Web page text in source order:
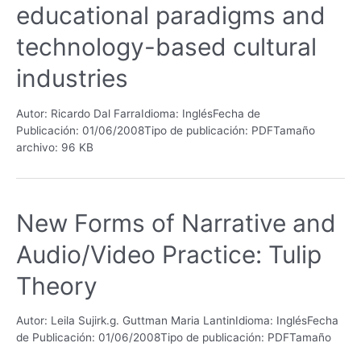
educational paradigms and
technology-based cultural
industries
Autor: Ricardo Dal FarraIdioma: InglésFecha de
Publicación: 01/06/2008Tipo de publicación: PDFTamaño
archivo: 96 KB
New Forms of Narrative and
Audio/Video Practice: Tulip
Theory
Autor: Leila Sujirk.g. Guttman Maria LantinIdioma: InglésFecha
de Publicación: 01/06/2008Tipo de publicación: PDFTamaño